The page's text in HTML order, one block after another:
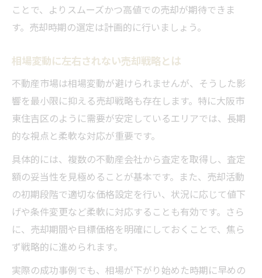
ことで、よりスムーズかつ高値での売却が期待できま
す。売却時期の選定は計画的に行いましょう。
相場変動に左右されない売却戦略とは
不動産市場は相場変動が避けられませんが、そうした影
響を最小限に抑える売却戦略も存在します。特に大阪市
東住吉区のように需要が安定しているエリアでは、長期
的な視点と柔軟な対応が重要です。
具体的には、複数の不動産会社から査定を取得し、査定
額の妥当性を見極めることが基本です。また、売却活動
の初期段階で適切な価格設定を行い、状況に応じて値下
げや条件変更など柔軟に対応することも有効です。さら
に、売却期間や目標価格を明確にしておくことで、焦ら
ず戦略的に進められます。
実際の成功事例でも、相場が下がり始めた時期に早めの